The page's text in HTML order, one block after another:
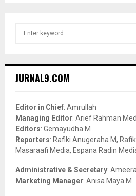
h
o
r
:
JURNAL9.COM
Editor in Chief: Amrullah
Managing Editor: Arief Rahman
Editors: Gemayudha M
Reporters: Rafiki Anugeraha M,
Masaraafi Media, Espana Radin
Administrative & Secretary:
Marketing Manager: Anisa Maya M